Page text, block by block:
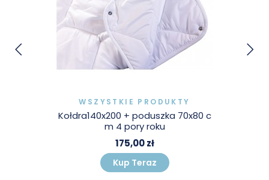
WSZYSTKIE PRODUKTY
Kołdra140x200 + poduszka 70x80 c
m 4 pory roku
175,00 zł
Kup Teraz